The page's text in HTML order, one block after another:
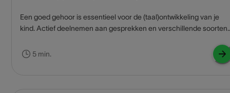
Een goed gehoor is essentieel voor de (taal)ontwikkeling van je
kind. Actief deelnemen aan gesprekken en verschillende soorten
het opbouwen van sociale contacten en het meevolgen van
lessen op school. Denk je dat je kind last heeft van gehoorverlies?
5 min.